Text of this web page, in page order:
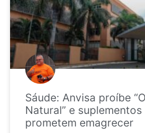
Sáude: Anvisa proíbe
Natural” e suplementos
prometem emagrecer